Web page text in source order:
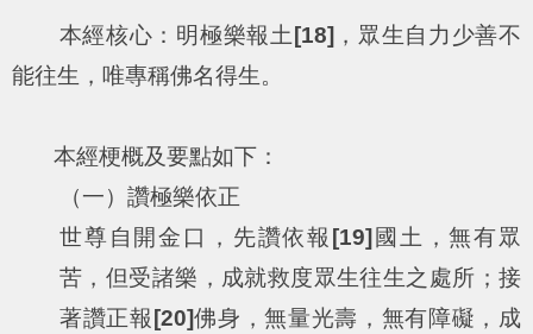
本經核心：明極樂報土 [18] ，眾生自力少善不
能往生，唯專稱佛名得生。
本經梗概及要點如下：
（一）讚極樂依正
世尊自開金口，先讚依報 [19] 國土，無有眾
苦，但受諸樂，成就救度眾生往生之處所；接
著讚正報 [20]佛身，無量光壽，無有障礙，成